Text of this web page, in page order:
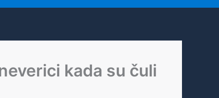
kada su čuli